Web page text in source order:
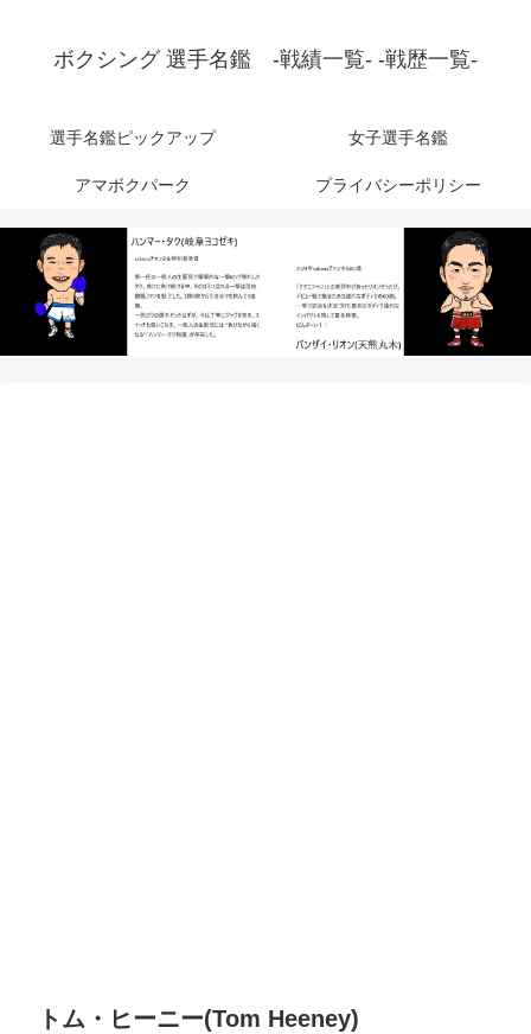
ボクシング 選手名鑑 -戦績一覧- -戦歴一覧-
選手名鑑ピックアップ 女子選手名鑑
アマボクパーク プライバシーポリシー
トム・ヒーニー(Tom Heeney)